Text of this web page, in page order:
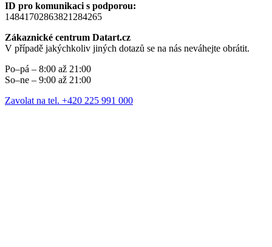
ID pro komunikaci s podporou:
14841702863821284265
Zákaznické centrum Datart.cz
V případě jakýchkoliv jiných dotazů se na nás neváhejte obrátit.
Po–pá – 8:00 až 21:00
So–ne – 9:00 až 21:00
Zavolat na tel. +420 225 991 000